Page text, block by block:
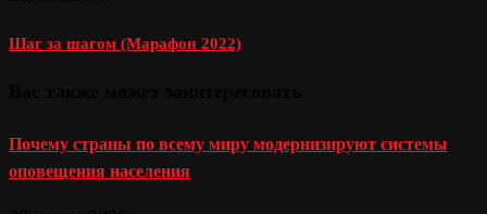
Шаг за шагом (Марафон 2022)
Почему страны по всему миру модернизируют системы
оповещения населения